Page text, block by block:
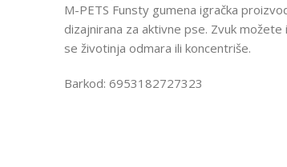
M-PETS Funsty gumena igračka
dizajnirana za aktivne pse. Zvuk
se životinja odmara ili koncentriše.
Barkod: 6953182727323